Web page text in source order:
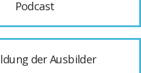
Podcast
der Ausbilder